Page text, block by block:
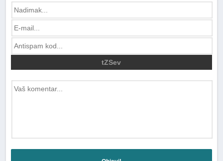
tZSev